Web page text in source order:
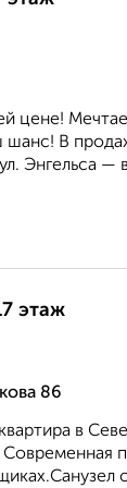
цене!
шанс! В
Энгельса —
этаж
86
в